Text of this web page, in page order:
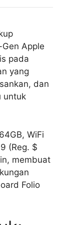
Apple
pada
yang
dan
untuk
WiFi
(Reg. $
membuat
Folio